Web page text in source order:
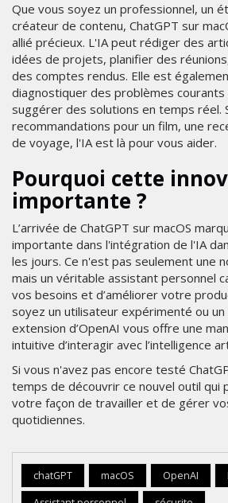
Que vous soyez un professionnel, un
créateur de contenu, ChatGPT sur
allié précieux. L'IA peut rédiger des
idées de projets, planifier des
des comptes rendus. Elle est
diagnostiquer des problèmes
suggérer des solutions en temps réel.
recommandations pour un film, une
de voyage, l'IA est là pour vous aider.
Pourquoi cette
importante ?
L’arrivée de ChatGPT sur macOS
importante dans l'intégration de l'IA
les jours. Ce n'est pas seulement une
mais un véritable assistant personnel
vos besoins et d’améliorer votre
soyez un utilisateur expérimenté ou
extension d’OpenAI vous offre une
intuitive d’interagir avec l’intelligence
Si vous n'avez pas encore testé
temps de découvrir ce nouvel outil qui
votre façon de travailler et de gérer
quotidiennes.
chatGPT macOS OpenAI